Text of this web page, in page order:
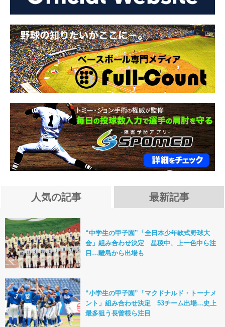
人気の記事 最新記事
“中学生の甲子園”「全日本少年軟式野球大
会」組み合わせ決定 星稜中、上一色中ら注
目…離島から出場も
“小学生の甲子園”「マクドナルド・トーナメ
ント」組み合わせ決定 53チーム出場…史上
最多狙う長曽根ら注目